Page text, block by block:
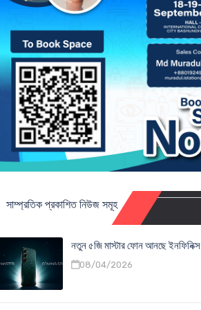
সাম্প্রতিক প্রকাশিত নিউজ সমূহ
নতুন ৫জি মাস্টার ফোন আনছে ইনফিনিক্স
08/04/2026